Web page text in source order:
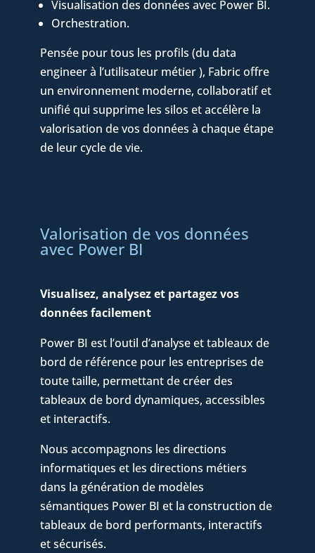
Visualisation des données avec Power BI.
Orchestration.
Pensée pour tous les profils (du data
engineer à l’utilisateur métier ), Fabric offre
un environnement moderne, collaboratif et
unifié qui supprime les silos et accélère la
valorisation de vos données à chaque étape
de leur cycle de vie.
Valorisation de vos données
avec Power BI
Visualisez, analysez et partagez vos
données facilement
Power BI est l’outil d’analyse et tableaux de
bord de référence pour les entreprises de
toute taille, permettant de créer des
tableaux de bord dynamiques, accessibles
et interactifs.
Nous accompagnons les directions
informatiques et les directions métiers
dans la génération de modèles
sémantiques Power BI et la construction de
tableaux de bord performants, interactifs
et sécurisés.